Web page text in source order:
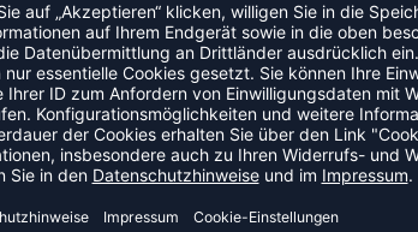
DER KATEGORIE
SALE
-35%